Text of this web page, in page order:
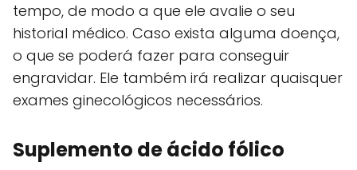
tempo, de modo a que ele avalie o seu
historial médico. Caso exista alguma doença,
o que se poderá fazer para conseguir
engravidar. Ele também irá realizar quaisquer
exames ginecológicos necessários.
Suplemento de ácido fólico